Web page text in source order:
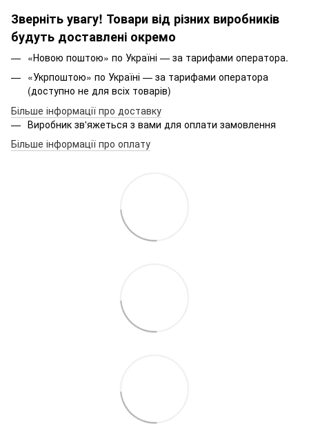
Зверніть увагу! Товари від різних виробників
будуть доставлені окремо
«Новою поштою» по Україні — за тарифами оператора.
«Укрпоштою» по Україні — за тарифами оператора
(доступно не для всіх товарів)
Більше інформації про доставку
Виробник зв'яжеться з вами для оплати замовлення
Більше інформації про оплату